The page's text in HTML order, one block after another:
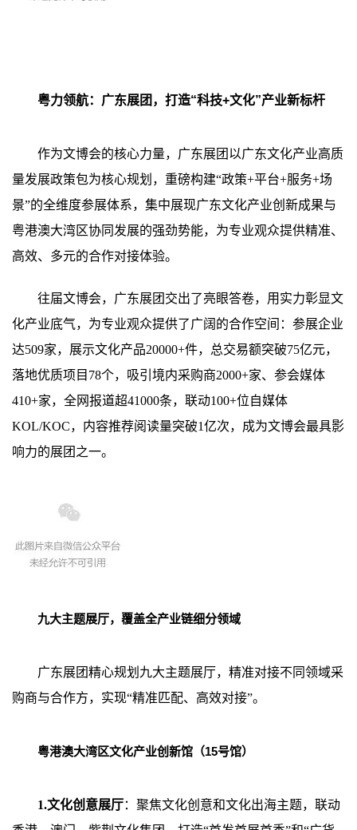
粤力领航：广东展团，打造“科技+文化”产业新标杆
作为文博会的核心力量，广东展团以广东文化产业高质
量发展政策包为核心规划，重磅构建“政策+平台+服务+场
景”的全维度参展体系，集中展现广东文化产业创新成果与
粤港澳大湾区协同发展的强劲势能，为专业观众提供精准、
高效、多元的合作对接体验。
往届文博会，广东展团交出了亮眼答卷，用实力彰显文
化产业底气，为专业观众提供了广阔的合作空间：参展企业
达509家，展示文化产品20000+件，总交易额突破75亿元，
落地优质项目78个，吸引境内采购商2000+家、参会媒体
410+家，全网报道超41000条，联动100+位自媒体
KOL/KOC，内容推荐阅读量突破1亿次，成为文博会最具影
响力的展团之一。
九大主题展厅，覆盖全产业链细分领域
广东展团精心规划九大主题展厅，精准对接不同领域采
购商与合作方，实现“精准匹配、高效对接”。
粤港澳大湾区文化产业创新馆（15号馆）
1.文化创意展厅：聚焦文化创意和文化出海主题，联动